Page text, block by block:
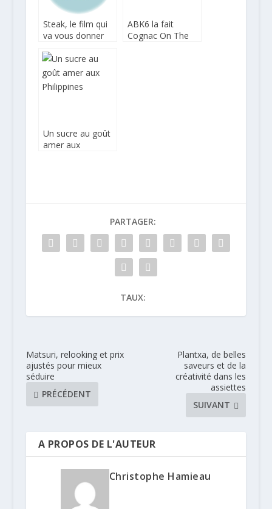
Steak, le film qui
va vous donner
du bon boeuf
ABK6 la fait
Cognac On The
Un sucre au goût
amer aux
PARTAGER:
TAUX:
Matsuri, relooking et prix
ajustés pour mieux
séduire
PRÉCÉDENT
Plantxa, de belles
saveurs et de la
créativité dans les
assiettes
SUIVANT
A PROPOS DE L'AUTEUR
Christophe Hamieau